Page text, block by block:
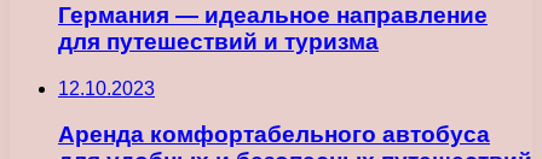
Германия — идеальное направление
для путешествий и туризма
12.10.2023
Аренда комфортабельного автобуса